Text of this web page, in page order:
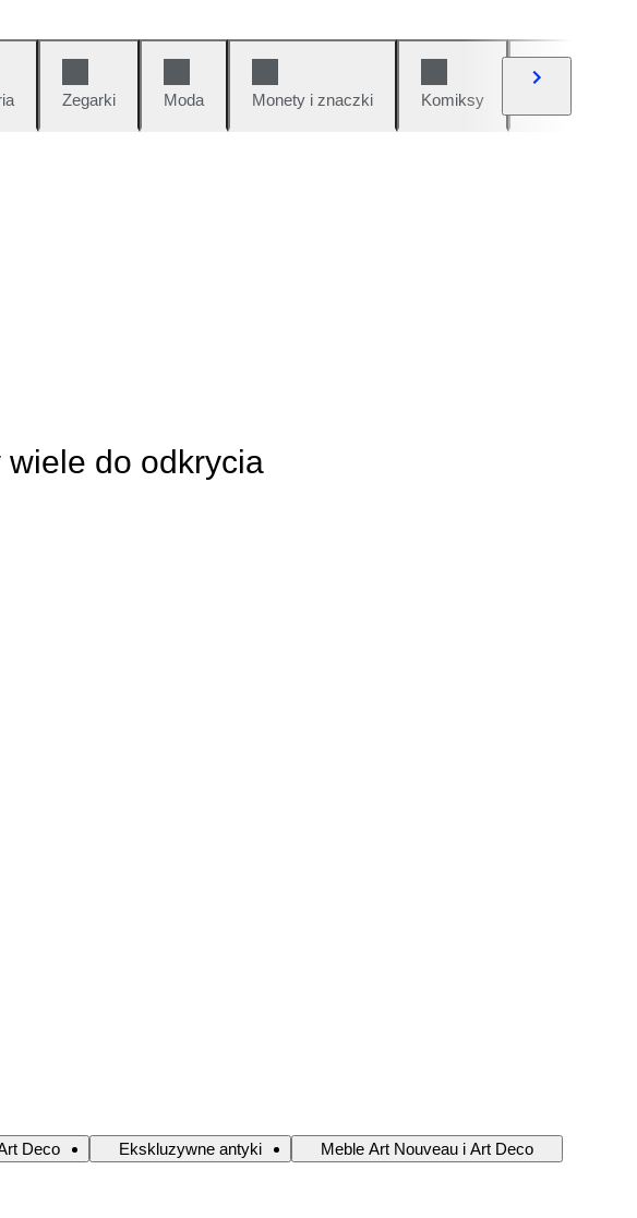
Zegarki Moda Monety i znaczki Komiksy
wiele do odkrycia
Deco Ekskluzywne antyki
Meble Art Nouveau i Art Deco